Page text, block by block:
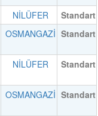
NİLÜFER
Standart
OSMANGAZİ Standart
NİLÜFER Standart
OSMANGAZİ Standart